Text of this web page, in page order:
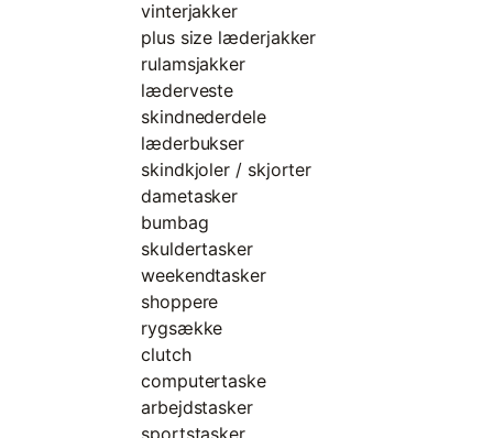
vinterjakker
plus size læderjakker
rulamsjakker
læderveste
skindnederdele
læderbukser
skindkjoler / skjorter
dametasker
bumbag
skuldertasker
weekendtasker
shoppere
rygsække
clutch
computertaske
arbejdstasker